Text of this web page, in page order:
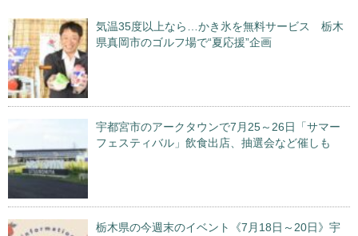
気温35度以上なら…かき氷を無料サービス 栃木
県真岡市のゴルフ場で“夏応援”企画
宇都宮市のアークタウンで7月25～26日「サマー
フェスティバル」飲食出店、抽選会など催しも
栃木県の今週末のイベント《7月18日～20日》宇